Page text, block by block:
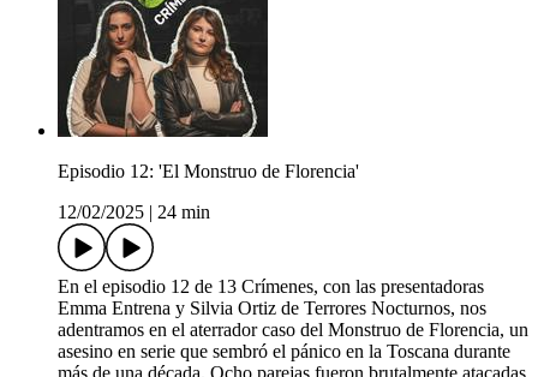
Episodio 12: 'El Monstruo de Florencia'
12/02/2025
24 min
En el episodio 12 de 13 Crímenes, con las presentadoras
Emma Entrena y Silvia Ortiz de Terrores Nocturnos, nos
adentramos en el aterrador caso del Monstruo de Florencia, un
asesino en serie que sembró el pánico en la Toscana durante